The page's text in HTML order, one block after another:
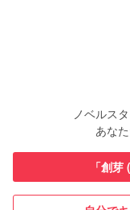
ノベルス
あな
「創